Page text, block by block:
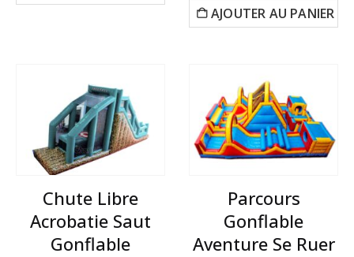
AJOUTER AU PANIER
Chute Libre
Acrobatie Saut
Gonflable
Parcours
Gonflable
Aventure Se Ruer